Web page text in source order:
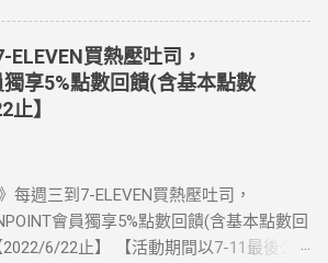
品集團300元即享券。 (出國開通啟用後回
站登錄 【點我登錄】 ) > eSIM出國上網
康升級！購買eSIM「吃到飽」方案；即
數「吃到飽」方案。 (例：買1張日本5天
買省錢又方便💰 ·活動詳情：好康優惠看
點我看好康優惠】 ·eSIM ibon 購買教學
觀看教學】 📲 全球上網首選，速度穩
買熱壓吐司，
獨享5%點數回饋(含基本點數
】
每週三到7-ELEVEN買熱壓吐司，
會員獨享5%點數回饋(含基本點數回
6/22止】 【活動期間以7-11最後公